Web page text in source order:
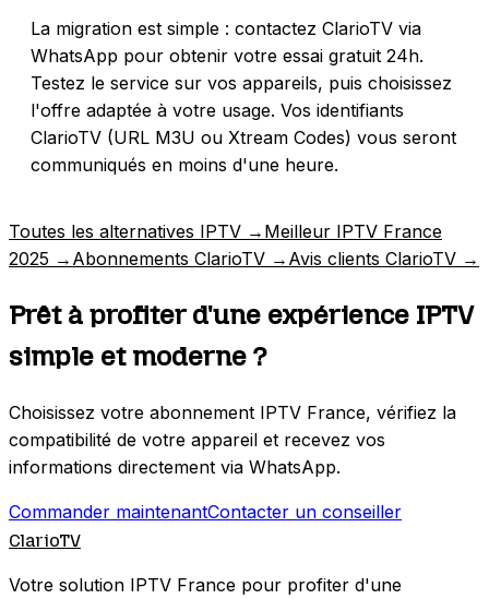
La migration est simple : contactez ClarioTV via
WhatsApp pour obtenir votre essai gratuit 24h.
Testez le service sur vos appareils, puis choisissez
l'offre adaptée à votre usage. Vos identifiants
ClarioTV (URL M3U ou Xtream Codes) vous seront
communiqués en moins d'une heure.
Toutes les alternatives IPTV → Meilleur IPTV France
2025 → Abonnements ClarioTV → Avis clients ClarioTV →
Prêt à profiter d'une expérience IPTV
simple et moderne ?
Choisissez votre abonnement IPTV France, vérifiez la
compatibilité de votre appareil et recevez vos
informations directement via WhatsApp.
Commander maintenantContacter un conseiller
ClarioTV
Votre solution IPTV France pour profiter d'une